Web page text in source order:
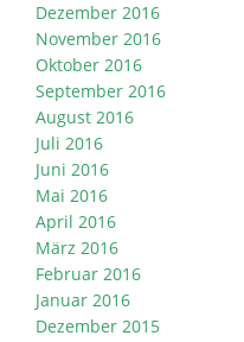
Dezember 2016
November 2016
Oktober 2016
September 2016
August 2016
Juli 2016
Juni 2016
Mai 2016
April 2016
März 2016
Februar 2016
Januar 2016
Dezember 2015